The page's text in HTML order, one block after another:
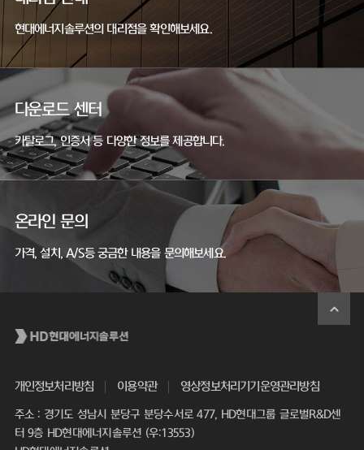
현대에너지솔루션의 대리점을 확인해보세요.
다운로드 센터
카탈로그, 인증서 등 다양한 정보를 제공합니다.
온라인 문의
가격, 설치, A/S등 궁금한 내용을 문의해보세요.
개인정보처리방침 이용약관 영상정보처리기기운영관리방침
주소 : 경기도 성남시 분당구 분당수서로 477, HD현대그룹 글로벌R&D센
터 9층 HD현대에너지솔루션 (우:13553)